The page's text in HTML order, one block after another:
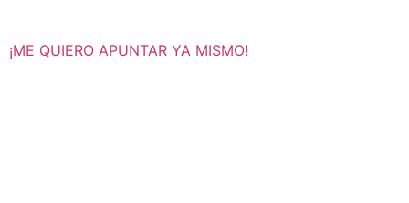
¡ME QUIERO APUNTAR YA MISMO!